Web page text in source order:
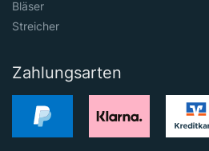
Bläser
Streicher
Zahlungsarten